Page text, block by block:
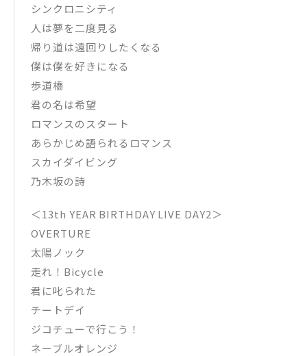
シンクロニシティ
人は夢を二度見る
帰り道は遠回りしたくなる
僕は僕を好きになる
歩道橋
君の名は希望
ロマンスのスタート
あらかじめ語られるロマンス
スカイダイビング
乃木坂の詩
＜13th YEAR BIRTHDAY LIVE DAY2＞
OVERTURE
太陽ノック
走れ！Bicycle
君に叱られた
チートデイ
ジコチューで行こう！
ネーブルオレンジ